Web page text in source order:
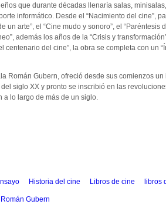
que durante décadas llenaría salas,
informático. Desde el “Nacimiento del cine”,
un arte”, el “Cine mudo y sonoro”, el “Paréntesis
además los años de la “Crisis y
centenario del cine”, la obra se completa con un
Román Gubern, ofreció desde sus comienzos
siglo XX y pronto se inscribió en las
a lo largo de más de un siglo.
Historia del cine Libros de cine libros
Román Gubern